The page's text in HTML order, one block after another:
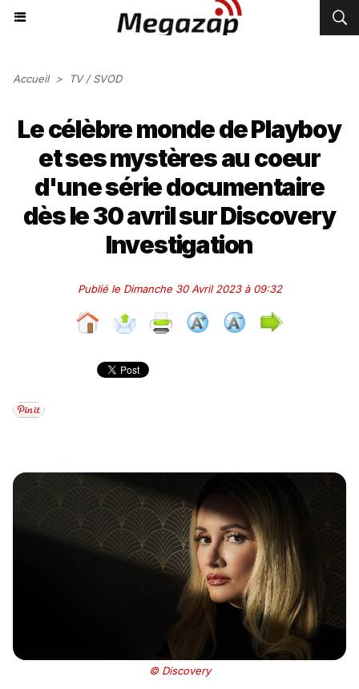
Accueil > TV / SVOD
Le célèbre monde de Playboy
et ses mystères au coeur
d'une série documentaire
dès le 30 avril sur Discovery
Investigation
Publié le Dimanche 30 Avril 2023 à 09:32
© Discovery